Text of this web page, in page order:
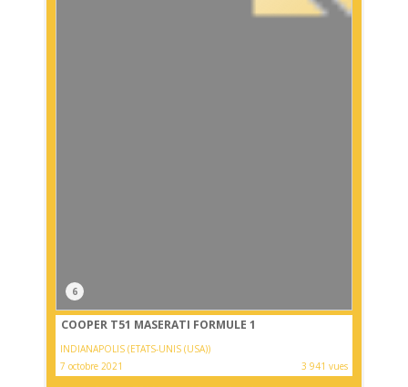
6
COOPER T51 MASERATI FORMULE 1
INDIANAPOLIS (ETATS-UNIS (USA))
7 octobre 2021
3 941 vues